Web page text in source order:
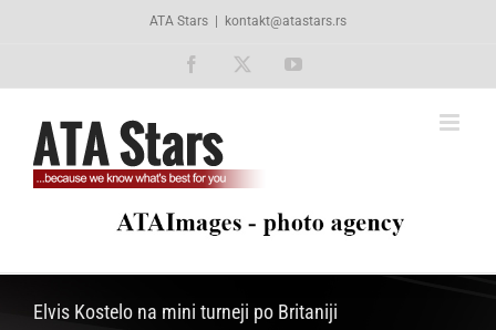
ATA Stars kontakt@atastars.rs
Facebook YouTube
Elvis Kostelo na mini turneji po Britaniji